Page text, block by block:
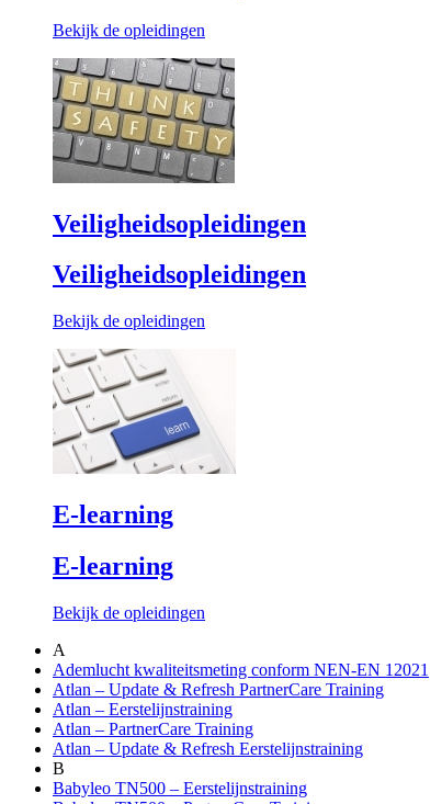
Bekijk de opleidingen
Veiligheidsopleidingen
Veiligheidsopleidingen
Bekijk de opleidingen
E-learning
E-learning
Bekijk de opleidingen
A
Ademlucht kwaliteitsmeting conform NEN-EN 12021
Atlan – Update & Refresh PartnerCare Training
Atlan – Eerstelijnstraining
Atlan – PartnerCare Training
Atlan – Update & Refresh Eerstelijnstraining
B
Babyleo TN500 – Eerstelijnstraining